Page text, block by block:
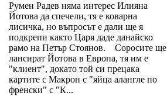
Румен Радев няма интерес Илияна
Йотова да спечели, тя е коварна
лисичка, но въпросът е дали ще я
подкрепи както Царя даде данайско
рамо на Петър Стоянов. Соросите ще
лансират Йотова в Европа, тя им е
"клиент", докато той си прецака
картите с Макрон с "яйца алангле по
френски" с "К...